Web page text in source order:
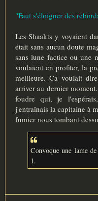
"Faut s'éloigner des
Les Shaakts y voyaient
était sans aucun doute
sans lune factice ou une
voulaient en profiter, la
meilleure. Ca voulait
arriver au dernier
foudre qui, je
j'entraînais la capitaine à
fumier nous tombant
Convoque une lame
1.